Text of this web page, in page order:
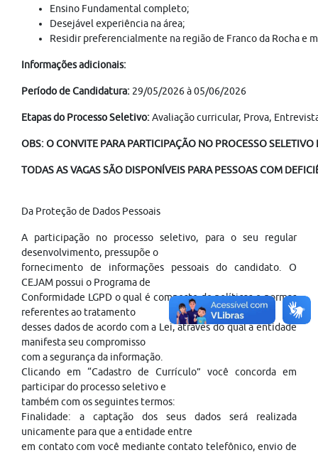
Ensino Fundamental completo;
Desejável experiência na área;
Residir preferencialmente na região de Franco da Rocha e
Informações adicionais:
Período de Candidatura: 29/05/2026 à 05/06/2026
Etapas do Processo Seletivo:Avaliação curricular, Prova,
OBS: O CONVITE PARA PARTICIPAÇÃO NO PROCESSO
TODAS AS VAGAS SÃO DISPONÍVEIS PARA PESSOAS COM
Da Proteção de Dados Pessoais
A participação no processo seletivo, para o seu regular
desenvolvimento, pressupõe o
fornecimento de informações pessoais do candidato. O
CEJAM possui o Programa de
Conformidade LGPD o qual é composto de políticas e normas
referentes ao tratamento
desses dados de acordo com a Lei, através do qual a entidade
manifesta seu compromisso
com a segurança da informação.
Clicando em “Cadastro de Currículo” você concorda em
participar do processo seletivo e
também com os seguintes termos:
Finalidade: a captação dos seus dados será realizada
unicamente para que a entidade entre
em contato com você mediante contato telefônico, envio de